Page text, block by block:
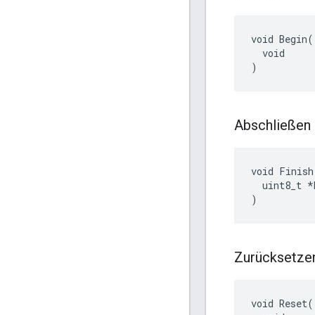
void Begin(
  void
)
Abschließen
void
uint8_t
)
void Reset(